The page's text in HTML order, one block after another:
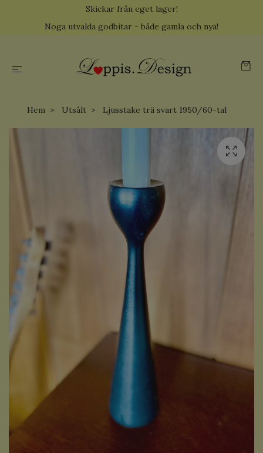
Skickar från eget lager!
Noga utvalda godbitar - både gamla och nya!
Hem Utsålt Ljusstake trä svart 1950/60-tal